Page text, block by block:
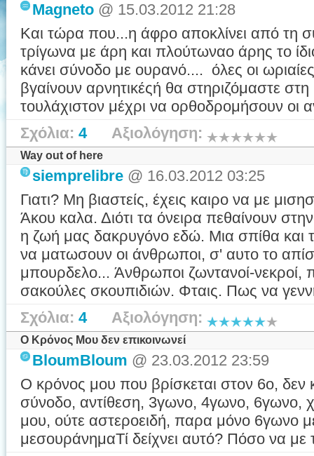
Magneto @ 15.03.2012 21:28
Και τώρα που...η άφρο αποκλίνει από τη
τρίγωνα με άρη και πλούτωναο άρης το
κάνει σύνοδο με ουρανό.... όλες οι
βγαίνουν αρνητικέςή θα στηριζόμαστε
τουλάχιστον μέχρι να ορθοδρομήσουν οι
Σχόλια: 4Αξιολόγηση:
Way out of here
siemprelibre @ 16.03.2012 03:25
Γιατι? Μη βιαστείς, έχεις καιρο να με
Άκου καλα. Διότι τα όνειρα πεθαίνουν
η ζωή μας δακρυγόνο εδώ. Μια σπίθα και
να ματωσουν οι άνθρωποι, σ' αυτο το
μπουρδελο... Άνθρωποι ζωντανοί-νεκροί,
σακούλες σκουπιδιών. Φταις. Πως να
Σχόλια: 4Αξιολόγηση:
Ο Κρόνος Μου δεν επικοινωνεί
BloumBloum @ 23.03.2012 23:59
Ο κρόνος μου που βρίσκεται στον 6ο, δεν
σύνοδο, αντίθεση, 3γωνο, 4γωνο, 6γωνο,
μου, ούτε αστεροειδή, παρα μόνο 6γωνο
μεσουράνημαΤί δείχνει αυτό? Πόσο να με